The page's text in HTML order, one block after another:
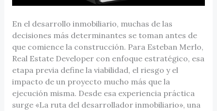
En el desarrollo inmobiliario, muchas de las
decisiones más determinantes se toman antes de
que comience la construcción. Para Esteban Merlo,
Real Estate Developer con enfoque estratégico, esa
etapa previa define la viabilidad, el riesgo y el
impacto de un proyecto mucho más que la
ejecución misma. Desde esa experiencia práctica
surge «La ruta del desarrollador inmobiliario», una